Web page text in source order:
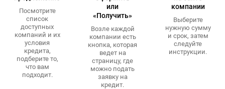
Посмотрите
список
доступных
компаний и их
условия
кредита,
подберите то,
что вам
подходит.
или
«Получить»
Возле каждой
компании есть
кнопка, которая
ведет на
страницу, где
можно подать
заявку на
кредит.
компании
Выберите
нужную сумму
и срок, затем
следуйте
инструкции.